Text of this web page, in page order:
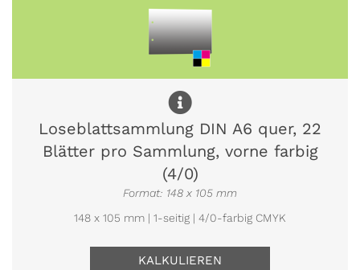
Loseblattsammlung DIN A6 quer, 22
Blätter pro Sammlung, vorne farbig
(4/0)
Format: 148 x 105 mm
148 x 105 mm | 1-seitig | 4/0-farbig CMYK
KALKULIEREN